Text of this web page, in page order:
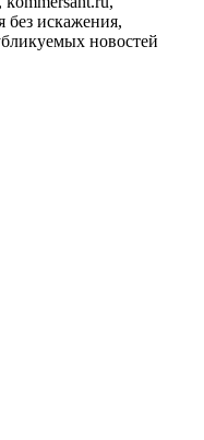
без искажения,
новостей